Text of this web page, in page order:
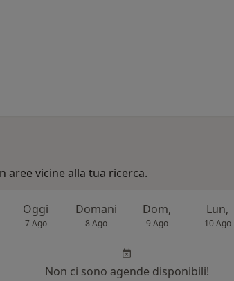
aree vicine alla tua ricerca.
Oggi
7 Ago
Domani
8 Ago
Dom,
9 Ago
Lun,
10 Ago
Non ci sono agende disponibili!